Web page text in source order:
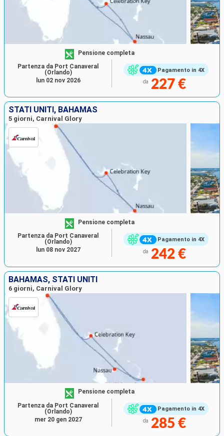
Pagamento in 4X
Pensione completa
da 227 €
Partenza da Port Canaveral
(Orlando)
lun 02 nov 2026
STATI UNITI, BAHAMAS
5 giorni, Carnival Glory
Pagamento in 4X
Pensione completa
da 242 €
Partenza da Port Canaveral
(Orlando)
lun 08 nov 2027
BAHAMAS, STATI UNITI
6 giorni, Carnival Glory
Pagamento in 4X
Pensione completa
da 285 €
Partenza da Port Canaveral
(Orlando)
mer 20 gen 2027